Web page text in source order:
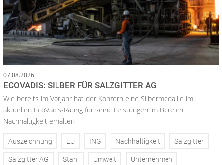
07.08.2026
ECOVADIS: SILBER FÜR SALZGITTER AG
Wie bereits im Vorjahr hat der Konzern eine Silbermedaille im
aktuellen EcoVadis-Rating für seine Leistungen im Bereich
Nachhaltigkeit erhalten
Auszeichnung EU ING Nachhaltigkeit Salzgitter
Salzgitter AG Stahl Umwelt Unternehmen